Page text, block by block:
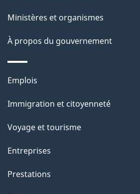
p
a
Ministères et organismes
À propos du gouvernement
Thèmes
sujets
Emplois
Immigration et citoyenneté
Voyage et tourisme
Entreprises
Prestations